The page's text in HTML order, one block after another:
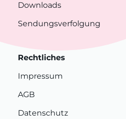
Downloads
Sendungsverfolgung
Rechtliches
Impressum
AGB
Datenschutz